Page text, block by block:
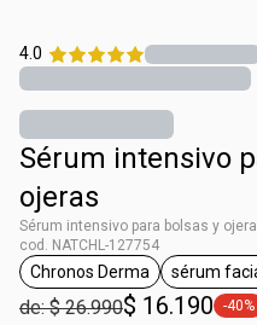
4.0
Sérum intensivo
ojeras
Sérum intensivo para bolsas y
cod. NATCHL-127754
general.tag Chronos
Chronos Derma sérum
de: $ 26.990$ 16.190 -40%